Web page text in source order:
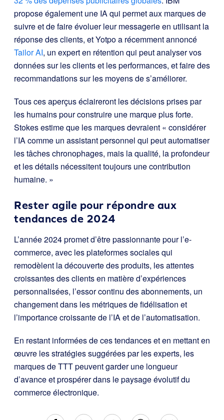
propose également une IA qui permet aux marques de
suivre et de faire évoluer leur messagerie en utilisant la
réponse des clients, et Yotpo a récemment annoncé
Tailor AI, un expert en rétention qui peut analyser vos
données sur les clients et les performances, et faire des
recommandations sur les moyens de s’améliorer.
Tous ces aperçus éclaireront les décisions prises par
les humains pour construire une marque plus forte.
Stokes estime que les marques devraient « considérer
l’IA comme un assistant personnel qui peut automatiser
les tâches chronophages, mais la qualité, la profondeur
et les détails nécessitent toujours une contribution
humaine. »
Rester agile pour répondre aux
tendances de 2024
L’année 2024 promet d’être passionnante pour l’e-
commerce, avec les plateformes sociales qui
remodèlent la découverte des produits, les attentes
croissantes des clients en matière d’expériences
personnalisées, l’essor continu des abonnements, un
changement dans les métriques de fidélisation et
l’importance croissante de l’IA et de l’automatisation.
En restant informées de ces tendances et en mettant en
œuvre les stratégies suggérées par les experts, les
marques de TTT peuvent garder une longueur
d’avance et prospérer dans le paysage évolutif du
commerce électronique.